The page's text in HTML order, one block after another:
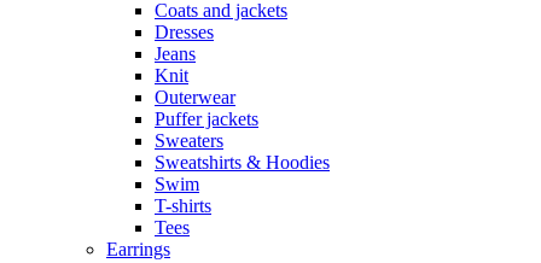
Coats and jackets
Dresses
Jeans
Knit
Outerwear
Puffer jackets
Sweaters
Sweatshirts & Hoodies
Swim
T-shirts
Tees
Earrings